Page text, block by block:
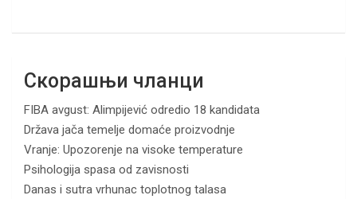
Скорашњи чланци
FIBA avgust: Alimpijević odredio 18 kandidata
Država jača temelje domaće proizvodnje
Vranje: Upozorenje na visoke temperature
Psihologija spasa od zavisnosti
Danas i sutra vrhunac toplotnog talasa